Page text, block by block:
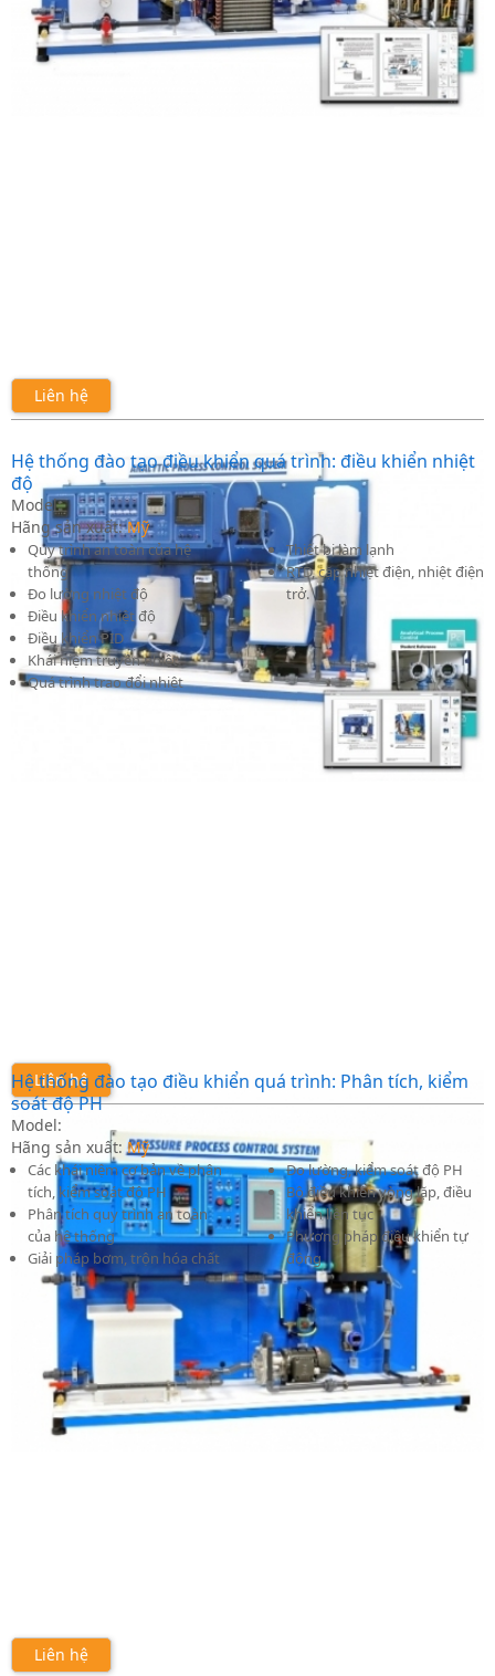
Liên hệ
Hệ thống đào tạo điều khiển quá trình: điều khiển nhiệt
độ
Model:
Hãng sản xuất:Mỹ
Quy trình an toàn của hệ
thống
Đo lường nhiệt độ
Điều khiển nhiệt độ
Điều khiển PID
Khái niệm truyền nhiệt
Quá trình trao đổi nhiệt
Thiết bị làm lạnh
RTD, cặp nhiệt điện, nhiệt điện
trở.
Liên hệ
Hệ thống đào tạo điều khiển quá trình: Phân tích, kiểm
soát độ PH
Model:
Hãng sản xuất:Mỹ
Các khái niệm cơ bản về phân
tích, kiểm soát độ PH
Phân tích quy trình an toàn
của hệ thống
Giải pháp bơm, trộn hóa chất
Đo lường, kiểm soát độ PH
Bộ điều khiển vòng lặp, điều
khiển liên tục
Phương pháp điều khiển tự
động
Liên hệ